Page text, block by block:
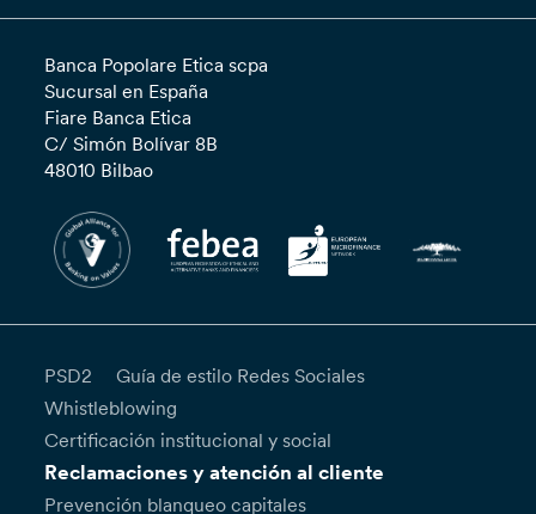
Banca Popolare Etica scpa
Sucursal en España
Fiare Banca Etica
C/ Simón Bolívar 8B
48010 Bilbao
PSD2
Guía de estilo Redes Sociales
Whistleblowing
Certificación institucional y social
Reclamaciones y atención al cliente
Prevención blanqueo capitales